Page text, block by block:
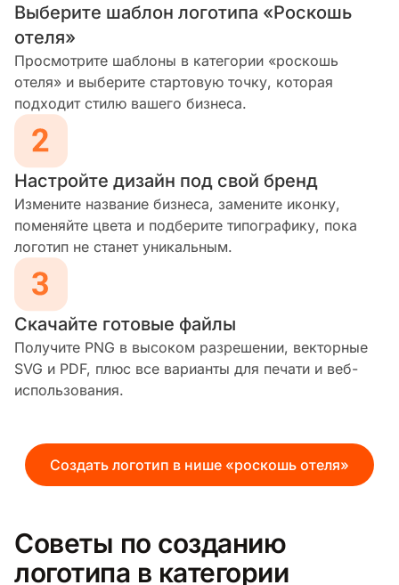
Выберите шаблон логотипа «Роскошь
отеля»
Просмотрите шаблоны в категории «роскошь
отеля» и выберите стартовую точку, которая
подходит стилю вашего бизнеса.
Настройте дизайн под свой бренд
Измените название бизнеса, замените иконку,
поменяйте цвета и подберите типографику, пока
логотип не станет уникальным.
Скачайте готовые файлы
Получите PNG в высоком разрешении, векторные
SVG и PDF, плюс все варианты для печати и веб-
использования.
Создать логотип в нише «роскошь отеля»
Советы по созданию
логотипа в категории